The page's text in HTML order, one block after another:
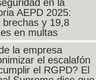
en la
AEPD 2025:
brechas y 19,8
en multas
la empresa
el escalafón
el RGPD? El